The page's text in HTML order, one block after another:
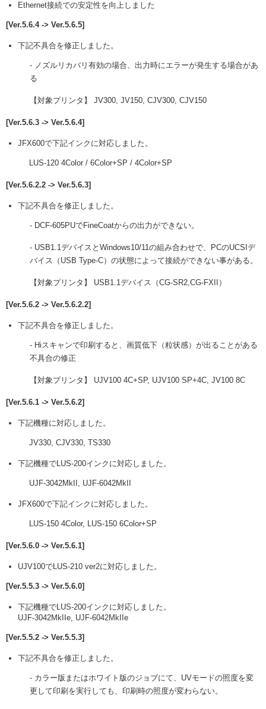
Ethernet接続での安定性を向上しました
[Ver.5.6.4 -> Ver.5.6.5]
下記不具合を修正しました。
- ノズルリカバリ有効の場合、出力時にエラーが発生する場合があ
る
【対象プリンタ】 JV300, JV150, CJV300, CJV150
[Ver.5.6.3 -> Ver.5.6.4]
JFX600で下記インクに対応しました。
LUS-120 4Color / 6Color+SP / 4Color+SP
[Ver.5.6.2.2 -> Ver.5.6.3]
下記不具合を修正しました。
- DCF-605PUでFineCoatからの出力ができない。
- USB1.1デバイスとWindows10/11の組み合わせで、PCのUCSIデ
バイス（USB Type-C）の状態によって接続ができない事がある。
【対象プリンタ】 USB1.1デバイス（CG-SR2,CG-FXII）
[Ver.5.6.2 -> Ver.5.6.2.2]
下記不具合を修正しました。
- Hiスキャンで印刷すると、画質低下（粒状感）が出ることがある
不具合の修正
【対象プリンタ】 UJV100 4C+SP, UJV100 SP+4C, JV100 8C
[Ver.5.6.1 -> Ver.5.6.2]
下記機種に対応しました。
JV330, CJV330, TS330
下記機種でLUS-200インクに対応しました。
UJF-3042MkII, UJF-6042MkII
JFX600で下記インクに対応しました。
LUS-150 4Color, LUS-150 6Color+SP
[Ver.5.6.0 -> Ver.5.6.1]
UJV100でLUS-210 ver2に対応しました。
[Ver.5.5.3 -> Ver.5.6.0]
下記機種でLUS-200インクに対応しました。
UJF-3042MkIIe, UJF-6042MkIIe
[Ver.5.5.2 -> Ver.5.5.3]
下記不具合を修正しました。
- カラー版またはホワイト版のジョブにて、UVモードの照度を変
更して印刷を実行しても、印刷時の照度が変わらない。